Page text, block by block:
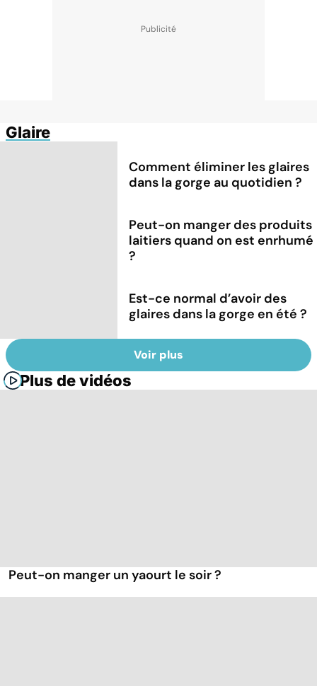
Glaire
Comment éliminer les glaires
dans la gorge au quotidien ?
Peut-on manger des produits
laitiers quand on est enrhumé
?
Est-ce normal d’avoir des
glaires dans la gorge en été ?
Voir plus
Plus de vidéos
Peut-on manger un yaourt le soir ?